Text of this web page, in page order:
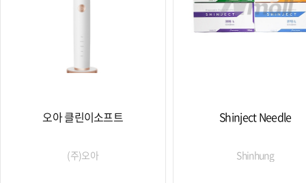
오아 클린이소프트
(주)오아
Shinject Needle
Shinhung